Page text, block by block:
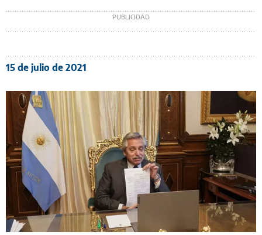
15 de julio de 2021